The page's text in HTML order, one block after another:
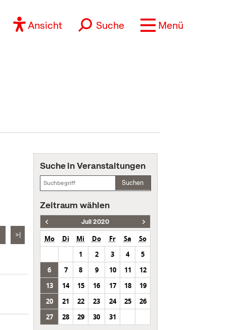
Ansicht Suche Menü
>|
Suche in Veranstaltungen
Suchen
Zeitraum wählen
Juli 2020
Mo Di Mi Do Fr Sa
So
1
2 3 4
5
6
7 8 9 10 11
12
13
14 15 16 17 18
19
20
21 22 23 24 25
26
27
28 29 30 31